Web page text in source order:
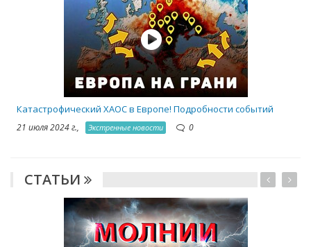
Катастрофический ХАОС в Европе! Подробности событий
21 июля 2024 г., Экстренные новости 0
СТАТЬИ